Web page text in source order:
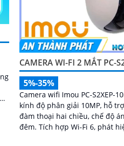
CAMERA WI-FI 2 MẮT PC-
5%-35%
Camera wifi Imou PC-S2XEP-
kính độ phân giải 10MP, hỗ
đàm thoại hai chiều, chế độ
đêm. Tích hợp Wi-Fi 6, phát hiện chuyển động,